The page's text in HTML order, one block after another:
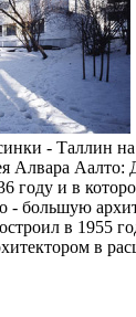
- Таллин
Алвара Аалто:
году и в
- большую
в 1955
в